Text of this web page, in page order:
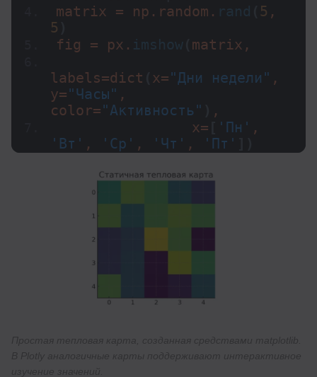
matrix = np.random. rand 5
5
fig = px. imshow matrix,
labels=dict x="Дни недели" ,
y="Часы" ,
color="Активность"
,
                x=
'Пн'
'Вт' , 'Ср' , 'Чт' , 'Пт'